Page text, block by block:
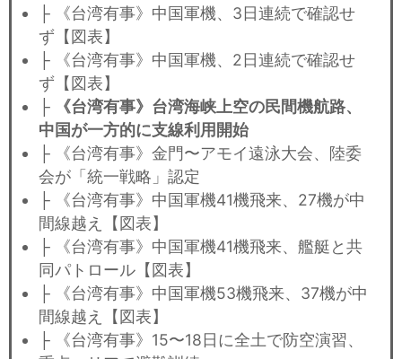
├ 《台湾有事》中国軍機、3日連続で確認せ
ず【図表】
├ 《台湾有事》中国軍機、2日連続で確認せ
ず【図表】
├
《台湾有事》台湾海峡上空の民間機航路、
中国が一方的に支線利用開始
├ 《台湾有事》金門〜アモイ遠泳大会、陸委
会が「統一戦略」認定
├ 《台湾有事》中国軍機41機飛来、27機が中
間線越え【図表】
├ 《台湾有事》中国軍機41機飛来、艦艇と共
同パトロール【図表】
├ 《台湾有事》中国軍機53機飛来、37機が中
間線越え【図表】
├ 《台湾有事》15〜18日に全土で防空演習、